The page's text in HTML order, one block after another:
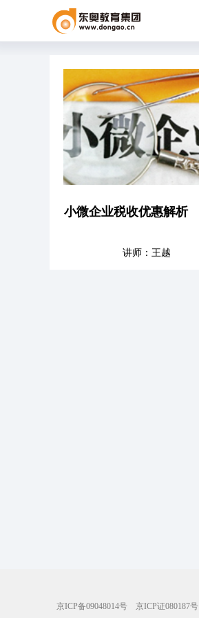
小微企业税收优惠解析
讲师：王越
京ICP备09048014号 京ICP证080187号